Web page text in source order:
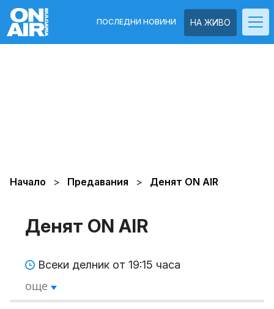
НА ЖИВО
ПОСЛЕДНИ НОВИНИ
Начало Предавания Денят ON AIR
Денят ON AIR
Всеки делник от 19:15 часа
още